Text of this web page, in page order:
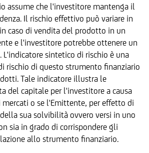
assume che l'investitore mantenga il
Il rischio effettivo può variare in
caso di vendita del prodotto in un
e l'investitore potrebbe ottenere un
L'indicatore sintetico di rischio è una
rischio di questo strumento finanziario
Tale indicatore illustra le
del capitale per l'investitore a causa
o se l'Emittente, per effetto di
sua solvibilità ovvero versi in uno
sia in grado di corrispondere gli
allo strumento finanziario.